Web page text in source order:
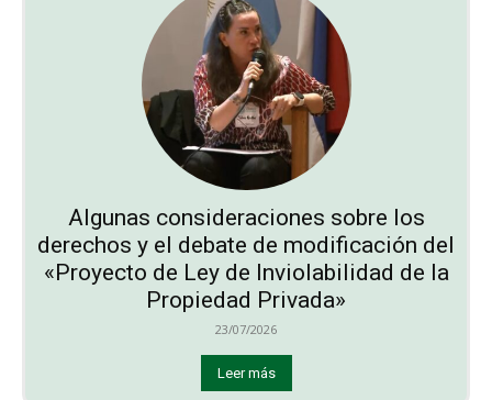
Algunas consideraciones sobre los
derechos y el debate de modificación del
«Proyecto de Ley de Inviolabilidad de la
Propiedad Privada»
23/07/2026
Leer más